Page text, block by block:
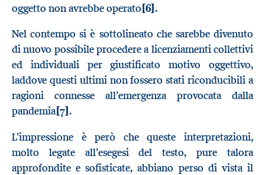
oggetto non avrebbe operato [6].
Nel contempo si è sottolineato che sarebbe divenuto
di nuovo possibile procedere a licenziamenti collettivi
ed individuali per giustificato motivo oggettivo,
laddove questi ultimi non fossero stati riconducibili a
ragioni connesse all’emergenza provocata dalla
pandemia[7].
L’impressione è però che queste interpretazioni,
molto legate all’esegesi del testo, pure talora
approfondite e sofisticate, abbiano perso di vista il